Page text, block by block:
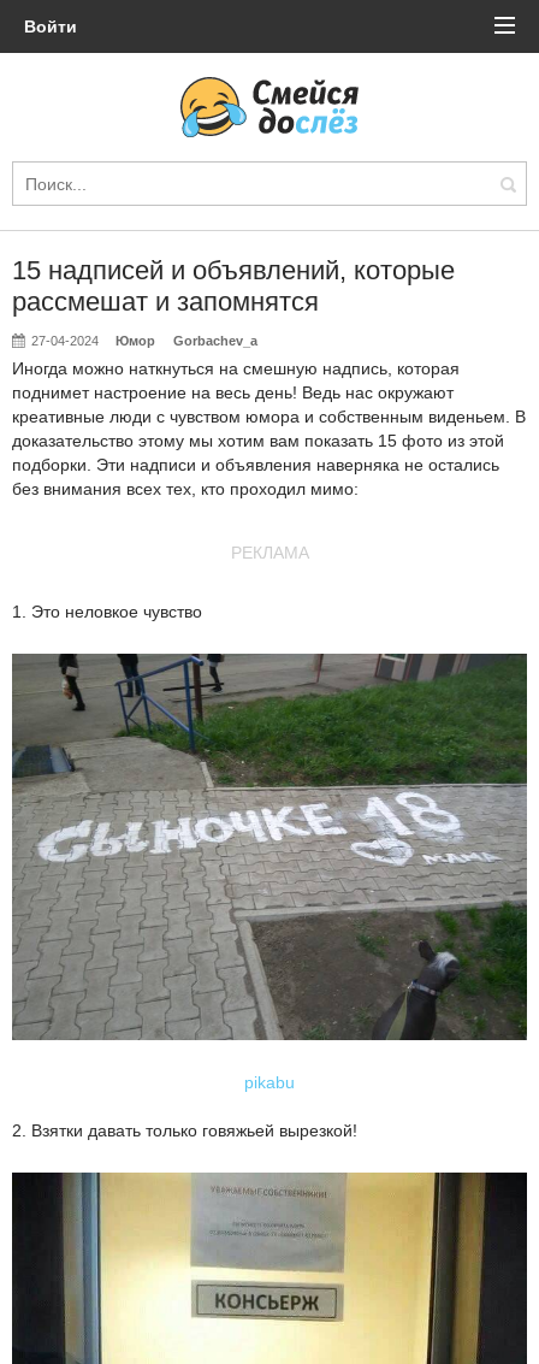
Войти
15 надписей и объявлений, которые
рассмешат и запомнятся
27-04-2024 Юмор Gorbachev_a
Иногда можно наткнуться на смешную надпись, которая
поднимет настроение на весь день! Ведь нас окружают
креативные люди с чувством юмора и собственным виденьем. В
доказательство этому мы хотим вам показать 15 фото из этой
подборки. Эти надписи и объявления наверняка не остались
без внимания всех тех, кто проходил мимо:
РЕКЛАМА
1. Это неловкое чувство
pikabu
2. Взятки давать только говяжьей вырезкой!